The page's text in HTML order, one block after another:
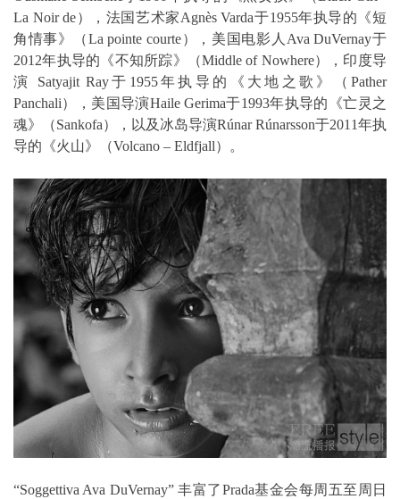
La Noir de），法国艺术家Agnès Varda于1955年执导的《短
角情事》（La pointe courte），美国电影人Ava DuVernay于
2012年执导的《不知所踪》（Middle of Nowhere），印度导
演 Satyajit Ray于1955年执导的《大地之歌》（Pather
Panchali），美国导演Haile Gerima于1993年执导的《亡灵之
魂》（Sankofa），以及冰岛导演Rúnar Rúnarsson于2011年执
导的《火山》（Volcano – Eldfjall）。
“Soggettiva Ava DuVernay” 丰富了Prada基金会每周五至周日